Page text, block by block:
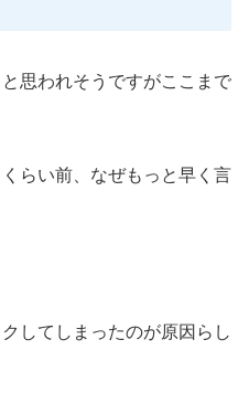
思われそうですがここまで
らい前、なぜもっと早く言
してしまったのが原因らし